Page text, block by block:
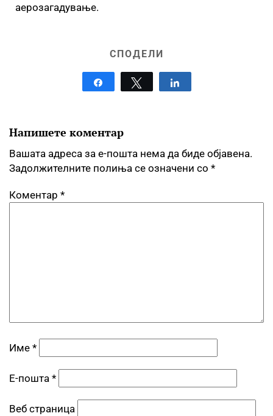
аерозагадување.
СПОДЕЛИ
Tweet
Напишете коментар
Вашата адреса за е-пошта нема да биде објавена.
Задолжителните полиња се означени со *
Коментар *
Име *
Е-пошта *
Веб страница